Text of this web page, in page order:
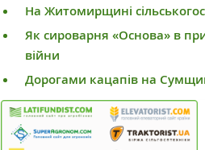
На Житомирщині
Як сироварня «Основа» в
війни
Дорогами кацапів на